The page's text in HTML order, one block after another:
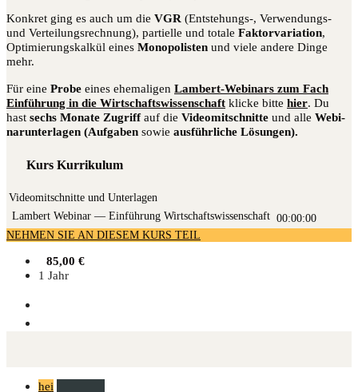
Kon­kret ging es auch um die VGR (Entstehungs‑, Ver­wen­dungs-
und Ver­tei­lungs­rech­nung), par­ti­el­le und tota­le Fak­tor­va­ria­ti­on,
Opti­mie­rungs­kal­kül eines Mono­po­lis­ten und vie­le ande­re Din­ge
mehr.
Für eine Pro­be eines ehe­ma­li­gen Lam­bert-Web­i­nars zum Fach
Ein­füh­rung in die Wirt­schafts­wis­sen­schaft kli­cke bit­te hier. Du
hast sechs Mona­te Zugriffauf die Video­mit­schnit­te und alle Web­i­
nar­un­ter­la­gen (Auf­ga­ben sowie aus­führ­li­che Lösungen).
Kurs Kurrikulum
Videomitschnitte und Unterlagen
Lam­bert Web­i­nar — Ein­füh­rung Wirtschaftswissenschaft 00:00:00
NEHMEN SIE AN DIESEM KURS TEIL
85,00 €
1 Jahr
hei